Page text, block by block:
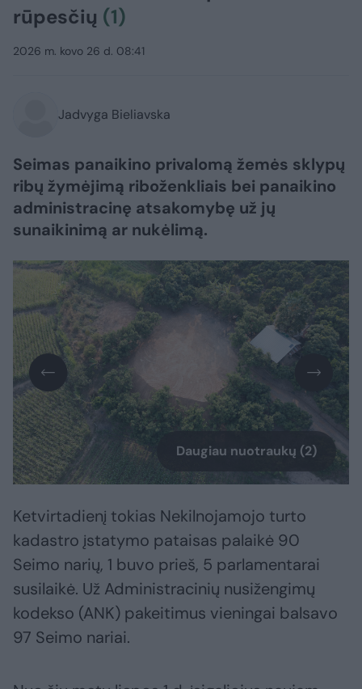
rūpesčių (1)
2026 m. kovo 26 d. 08:41
Jadvyga Bieliavska
Seimas panaikino privalomą žemės sklypų
ribų žymėjimą riboženkliais bei panaikino
administracinę atsakomybę už jų
sunaikinimą ar nukėlimą.
Daugiau nuotraukų (2)
Ketvirtadienį tokias Nekilnojamojo turto
kadastro įstatymo pataisas palaikė 90
Seimo narių, 1 buvo prieš, 5 parlamentarai
susilaikė. Už Administracinių nusižengimų
kodekso (ANK) pakeitimus vieningai balsavo
97 Seimo nariai.